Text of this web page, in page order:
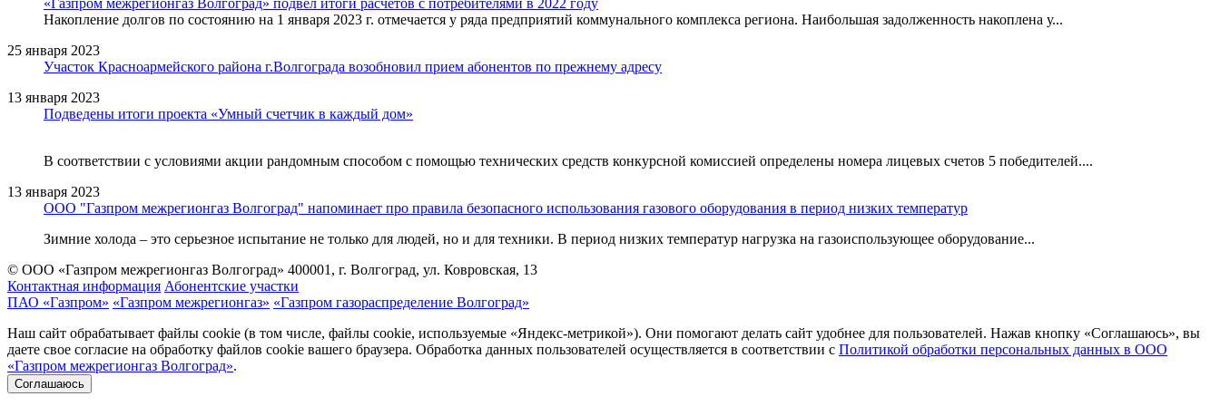
Накопление долгов по состоянию на 1 января 2023 г. отмечается у ряда предприятий коммунального комплекса региона. Наибольшая задолженность накоплена у...
25 января 2023
Участок Красноармейского района г.Волгограда возобновил прием абонентов по прежнему адресу
13 января 2023
Подведены итоги проекта «Умный счетчик в каждый дом»
В соответствии с условиями акции рандомным способом с помощью технических средств конкурсной комиссией определены номера лицевых счетов 5 победителей....
13 января 2023
ООО "Газпром межрегионгаз Волгоград" напоминает про правила безопасного использования газового оборудования в период низких температур
Зимние холода – это серьезное испытание не только для людей, но и для техники. В период низких температур нагрузка на газоиспользующее оборудование...
© ООО «Газпром межрегионгаз Волгоград» 400001, г. Волгоград, ул. Ковровская, 13
Контактная информация Абонентские участки
ПАО «Газпром» «Газпром межрегионгаз» «Газпром газораспределение Волгоград»
Наш сайт обрабатывает файлы cookie (в том числе, файлы cookie, используемые «Яндекс-метрикой»). Они помогают делать сайт удобнее для пользователей. Нажав кнопку «Соглашаюсь», вы
даете свое согласие на обработку файлов cookie вашего браузера. Обработка данных пользователей осуществляется в соответствии с Политикой обработки персональных данных в ООО
«Газпром межрегионгаз Волгоград».
Соглашаюсь